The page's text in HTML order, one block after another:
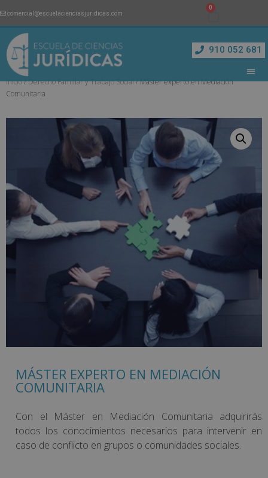
comercial@escuelacienciasjuridicas.com
910 052 681
Inicio/Derecho Familiar y Trabajo Social/ Máster experto en Mediación
Comunitaria
MÁSTER EXPERTO EN MEDIACIÓN
COMUNITARIA
Con el Máster en Mediación Comunitaria adquirirás
todos los conocimientos necesarios para intervenir en
caso de conflicto en grupos o comunidades sociales.